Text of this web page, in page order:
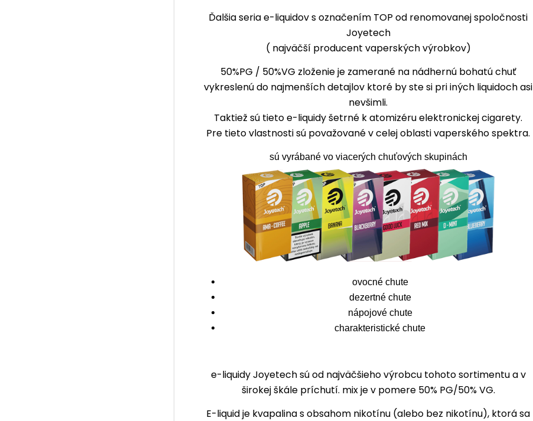
Ďalšia seria e-liquidov s označením TOP od renomovanej spoločnosti
Joyetech
( najväčší producent vaperských výrobkov)
50%PG / 50%VG zloženie je zamerané na nádhernú bohatú chuť
vykreslenú do najmenších detajlov ktoré by ste si pri iných liquidoch asi
nevšimli.
Taktiež sú tieto e-liquidy šetrné k atomizéru elektronickej cigarety.
Pre tieto vlastnosti sú považované v celej oblasti vaperského spektra.
sú vyrábané vo viacerých chuťových skupinách
ovocné chute
dezertné chute
nápojové chute
charakteristické chute
e-liquidy Joyetech sú od najväčšieho výrobcu tohoto sortimentu a v
širokej škále príchutí. mix je v pomere 50% PG/50% VG.
E-liquidje kvapalina s obsahom nikotínu (alebo bez nikotínu), ktorá sa